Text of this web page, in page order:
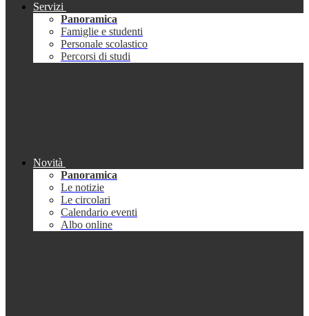
Servizi
Panoramica
Famiglie e studenti
Personale scolastico
Percorsi di studi
Novità
Panoramica
Le notizie
Le circolari
Calendario eventi
Albo online